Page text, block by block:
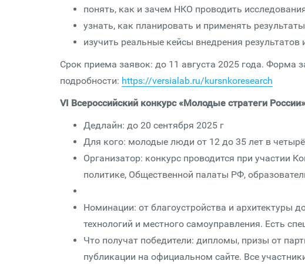
понять, как и зачем НКО проводить
узнать, как планировать и применять
изучить реальные кейсы внедрения
Срок приема заявок: до 11 августа 2025 года. Форма
подробности: https://versialab.ru/kursnkoresearch
VI Всероссийский конкурс «Молодые стратеги России»
Дедлайн: до 20 сентября 2025 г
Для кого: молодые люди от 12 до 35 лет в
Организатор: конкурс проводится при участии
политике, Общественной палаты РФ,
Номинации: от благоустройства и архитектуры
технологий и местного самоуправления. Есть
Что получат победители: дипломы, призы от
публикации на официальном сайте. Все